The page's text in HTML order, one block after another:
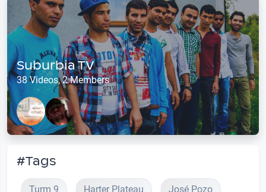
Suburbia TV
38 Videos, 2 Members
#Tags
Turm 9 Harter Plateau José Pozo